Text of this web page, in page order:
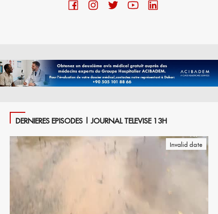
DERNIERES EPISODES | JOURNAL TELEVISE 13H
Invalid date